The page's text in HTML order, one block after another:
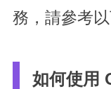
務，請參考以
如何使用